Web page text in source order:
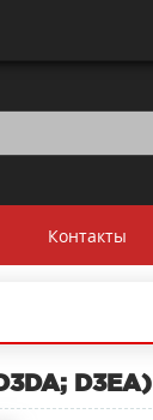
Контакты
D3EA)